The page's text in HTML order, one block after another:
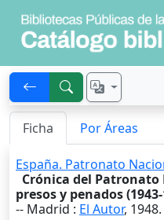
Ficha Por Áreas
España. Patronato
Crónica del Patronato
presos y penados
-- Madrid : El Autor, 1948